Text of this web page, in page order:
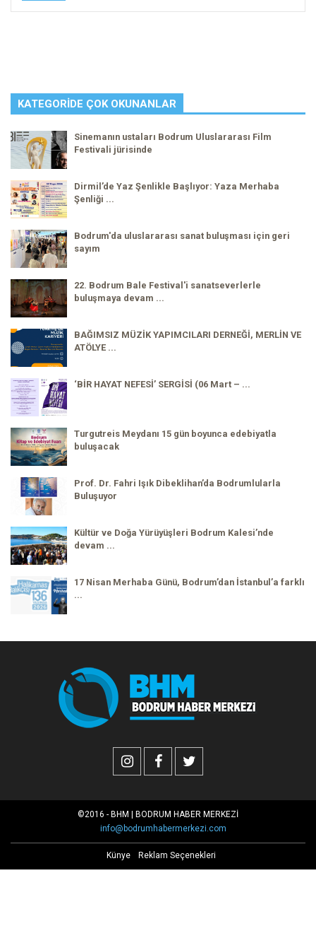
KATEGORIDE ÇOK OKUNANLAR
Sinemanın ustaları Bodrum Uluslararası Film
Festivali jürisinde
Dirmil’de Yaz Şenlikle Başlıyor: Yaza Merhaba
Şenliği ...
Bodrum'da uluslararası sanat buluşması için geri
sayım
22. Bodrum Bale Festival'i sanatseverlerle
buluşmaya devam ...
BAĞIMSIZ MÜZİK YAPIMCILARI DERNEĞİ, MERLİN VE
ATÖLYE ...
‘BİR HAYAT NEFESİ’ SERGİSİ (06 Mart – ...
Turgutreis Meydanı 15 gün boyunca edebiyatla
buluşacak
Prof. Dr. Fahri Işık Dibeklihan’da Bodrumlularla
Buluşuyor
Kültür ve Doğa Yürüyüşleri Bodrum Kalesi’nde
devam ...
17 Nisan Merhaba Günü, Bodrum’dan İstanbul’a farklı
...
©2016 - BHM | BODRUM HABER MERKEZİ
info@bodrumhabermerkezi.com
Künye Reklam Seçenekleri